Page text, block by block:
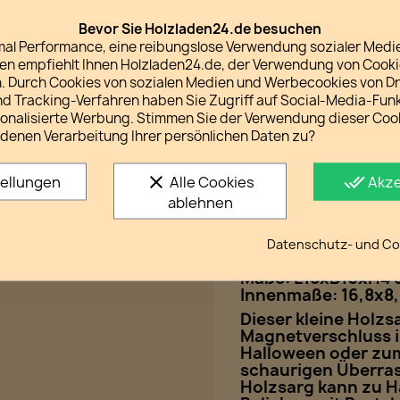
Unsere
Das Recht auf Widerruf
Gesetzliche
Beschreibung
Eine gruselige
Maße: L18xB10xH4
Innenmaße:
Dieser kleine
Magnetverschluss
Halloween oder
schaurigen
Holzsarg kann zu
Bevor Sie Holzladen24.de besuchen
Performance, eine reibungslose Verwendung sozialer
empfiehlt Ihnen Holzladen24.de, der Verwendung von
Durch Cookies von sozialen Medien und Werbecookies von
Tracking-Verfahren haben Sie Zugriff auf Social-Media-
Werbung. Stimmen Sie der Verwendung dieser
Verarbeitung Ihrer persönlichen Daten zu?
done_all
clear Alle Cookies
ablehnen
Datenschutz- und